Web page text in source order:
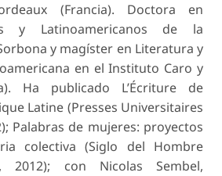
(Francia). Doctora en
y Latinoamericanos de la
y magíster en Literatura y
en el Instituto Caro y
Ha publicado L’Écriture de
Latine (Presses Universitaires
Palabras de mujeres: proyectos
colectiva (Siglo del Hombre
2012); con Nicolas Sembel,